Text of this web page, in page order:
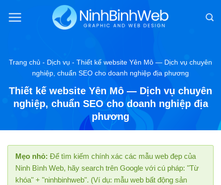
đến
Trang chủ - Dịch vụ - Thiết kế website Yên Mô — Dịch vụ chuyên
nghiệp, chuẩn SEO cho doanh nghiệp địa phương
Thiết kế website Yên Mô — Dịch vụ chuyên
nghiệp, chuẩn SEO cho doanh nghiệp địa
phương
Mẹo nhỏ: Để tìm kiếm chính xác các mẫu web đẹp của
Ninh Bình Web, hãy search trên Google với cú pháp: "Từ
khóa" + "ninhbinhweb". (Ví dụ: mẫu web bất động sản